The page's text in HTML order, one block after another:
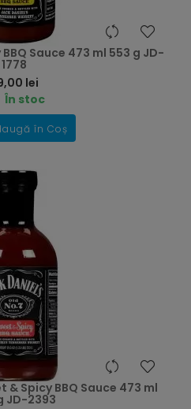
Sauce 473 ml 553 g JD-
1778
lei
În stoc
în Coș
& Spicy BBQ Sauce 473 ml
JD-2393